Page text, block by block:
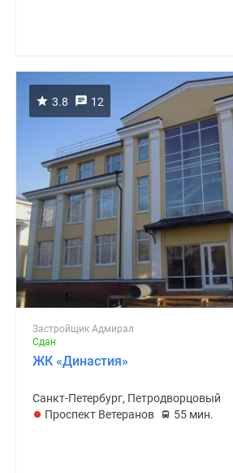
3.8 12
Застройщик Адмирал
Сдан
ЖК «Династия»
Санкт-Петербург, Петродворцовый
Проспект Ветеранов
55 мин.